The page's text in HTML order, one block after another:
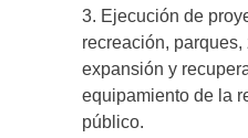
3. Ejecución de
recreación,
expansión y
equipamiento de la
público.